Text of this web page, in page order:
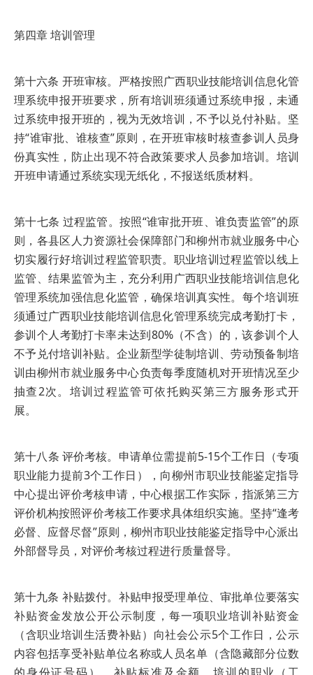
第四章 培训管理
第十六条 开班审核。严格按照广西职业技能培训信息化管
理系统申报开班要求，所有培训班须通过系统申报，未通
过系统申报开班的，视为无效培训，不予以兑付补贴。坚
持“谁审批、谁核查”原则，在开班审核时核查参训人员身
份真实性，防止出现不符合政策要求人员参加培训。培训
开班申请通过系统实现无纸化，不报送纸质材料。
第十七条 过程监管。按照“谁审批开班、谁负责监管”的原
则，各县区人力资源社会保障部门和柳州市就业服务中心
切实履行好培训过程监管职责。职业培训过程监管以线上
监管、结果监管为主，充分利用广西职业技能培训信息化
管理系统加强信息化监管，确保培训真实性。每个培训班
须通过广西职业技能培训信息化管理系统完成考勤打卡，
参训个人考勤打卡率未达到80%（不含）的，该参训个人
不予兑付培训补贴。企业新型学徒制培训、劳动预备制培
训由柳州市就业服务中心负责每季度随机对开班情况至少
抽查2次。培训过程监管可依托购买第三方服务形式开
展。
第十八条 评价考核。申请单位需提前5-15个工作日（专项
职业能力提前3个工作日），向柳州市职业技能鉴定指导
中心提出评价考核申请，中心根据工作实际，指派第三方
评价机构按照评价考核工作要求具体组织实施。坚持“逢考
必督、应督尽督”原则，柳州市职业技能鉴定指导中心派出
外部督导员，对评价考核过程进行质量督导。
第十九条 补贴拨付。补贴申报受理单位、审批单位要落实
补贴资金发放公开公示制度，每一项职业培训补贴资金
（含职业培训生活费补贴）向社会公示5个工作日，公示
内容包括享受补贴单位名称或人员名单（含隐藏部分位数